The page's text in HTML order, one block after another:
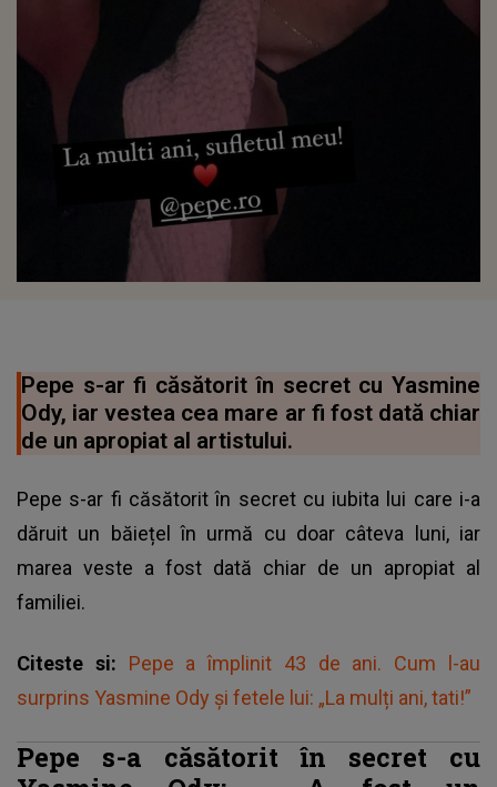
Pepe s-ar fi căsătorit în secret cu Yasmine
Ody, iar vestea cea mare ar fi fost dată chiar
de un apropiat al artistului.
Pepe s-ar fi căsătorit în secret cu iubita lui care i-a
dăruit un băiețel în urmă cu doar câteva luni, iar
marea veste a fost dată chiar de un apropiat al
familiei.
Citeste si: Pepe a împlinit 43 de ani. Cum l-au
surprins Yasmine Ody și fetele lui: „La mulți ani, tati!”
Pepe s-a căsătorit în secret cu